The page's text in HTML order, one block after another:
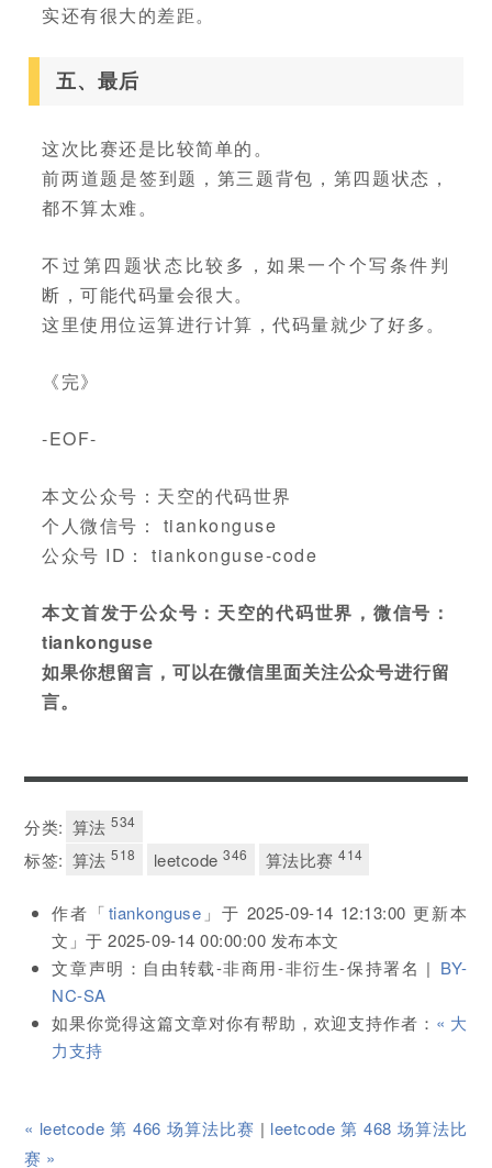
实还有很大的差距。
五、最后
这次比赛还是比较简单的。
前两道题是签到题，第三题背包，第四题状态，
都不算太难。
不过第四题状态比较多，如果一个个写条件判
断，可能代码量会很大。
这里使用位运算进行计算，代码量就少了好多。
《完》
-EOF-
本文公众号：天空的代码世界
个人微信号： tiankonguse
公众号 ID： tiankonguse-code
本文首发于公众号：天空的代码世界，微信号：
tiankonguse
如果你想留言，可以在微信里面关注公众号进行留
言。
分类: 算法534
标签: 算法518 leetcode346 算法比赛414
作者「tiankonguse 」于 2025-09-14 12:13:00 更新本
文」于2025-09-14 00:00:00 发布本文
文章声明：自由转载-非商用-非衍生-保持署名 | BY-
NC-SA
如果你觉得这篇文章对你有帮助，欢迎支持作者： « 大
力支持
« leetcode 第 466 场算法比赛 | leetcode 第 468 场算法比
赛 »